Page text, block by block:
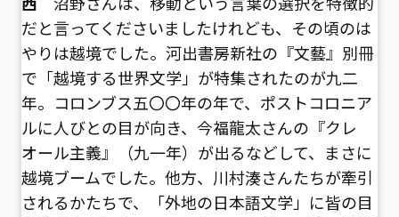
だと言ってくださいましたけれども、その頃のは
やりは越境でした。河出書房新社の『文藝』別冊
で「越境する世界文学」が特集されたのが九二
年。コロンブス五〇〇年の年で、ポストコロニア
ルに人びとの目が向き、今福龍太さんの『クレ
オール主義』（九一年）が出るなどして、まさに
越境ブームでした。他方、川村湊さんたちが牽引
されるかたちで、「外地の日本語文学」に皆の目